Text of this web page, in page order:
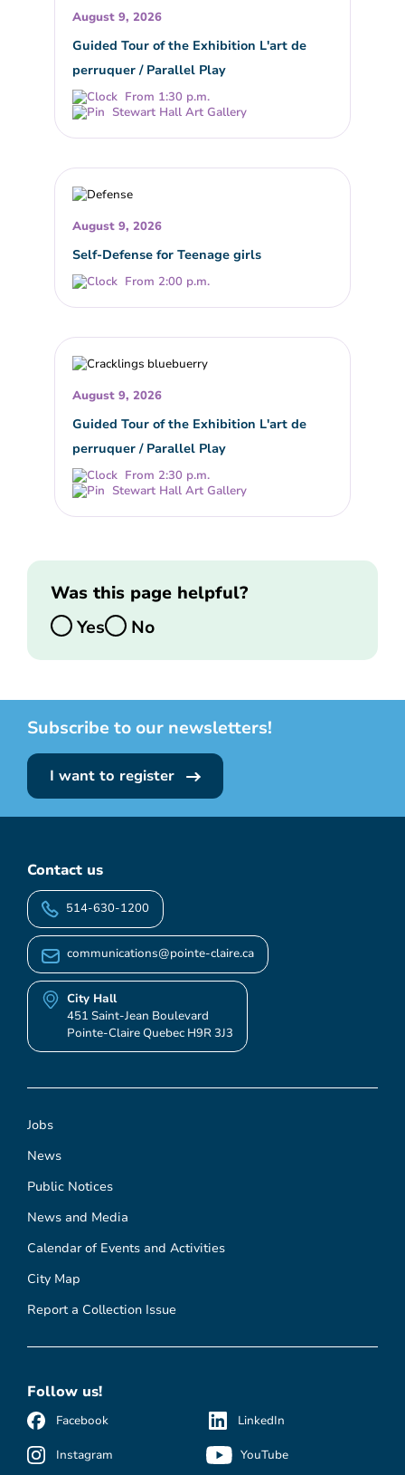
August 9, 2026
Guided Tour of the Exhibition L'art de
perruquer / Parallel Play
From 1:30 p.m.
Stewart Hall Art Gallery
August 9, 2026
Self-Defense for Teenage girls
From 2:00 p.m.
August 9, 2026
Guided Tour of the Exhibition L'art de
perruquer / Parallel Play
From 2:30 p.m.
Stewart Hall Art Gallery
Was this page helpful?
Yes
No
Subscribe to our newsletters!
I want to register
Jobs
News
Public Notices
News and Media
Calendar of Events and Activities
City Map
Report a Collection Issue
Contact us
514-630-1200
communications@pointe-claire.ca
City Hall
451 Saint-Jean Boulevard
Pointe-Claire Quebec H9R 3J3
Follow us!
Facebook
Instagram
LinkedIn
YouTube